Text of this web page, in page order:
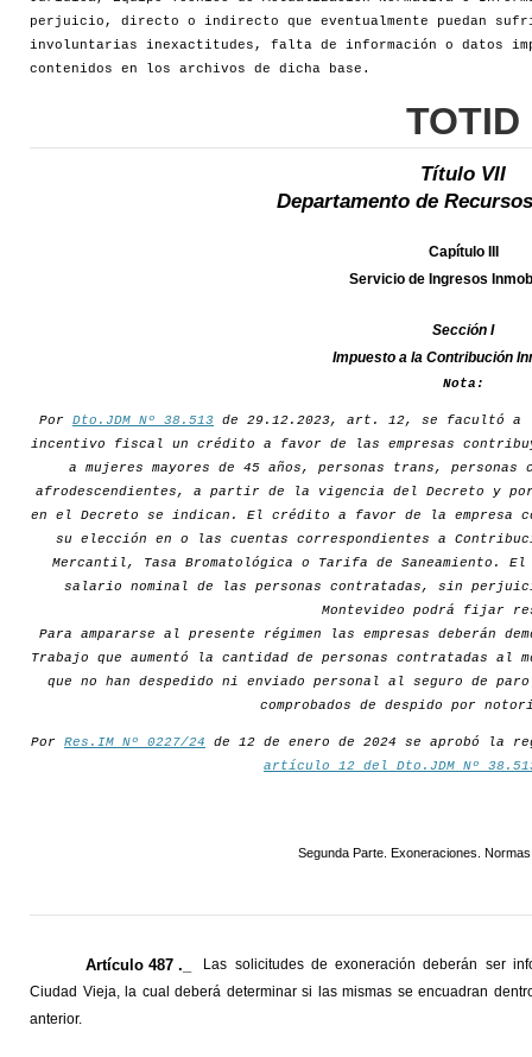
perjuicio, directo o indirecto que eventualmente puedan
involuntarias inexactitudes, falta de información o datos
contenidos en los archivos de dicha base.
TOTID
Título VII
Departamento de
Capítulo III
Servicio de Ingresos
Sección I
Impuesto a la Contribución
Nota:
Por Dto.JDM Nº 38.513 de 29.12.2023, art. 12, se facultó a
incentivo fiscal un crédito a favor de las empresas
a mujeres mayores de 45 años, personas trans,
afrodescendientes, a partir de la vigencia del Decreto y
en el Decreto se indican. El crédito a favor de la empresa
su elección en o las cuentas correspondientes a
Mercantil, Tasa Bromatológica o Tarifa de Saneamiento.
salario nominal de las personas contratadas, sin
Montevideo podrá fijar
Para ampararse al presente régimen las empresas deberán
Trabajo que aumentó la cantidad de personas contratadas
que no han despedido ni enviado personal al seguro de
comprobados de despido por
Por Res.IM Nº 0227/24 de 12 de enero de 2024 se aprobó la
artículo 12 del Dto.JDM Nº
Segunda Parte. Exoneraciones.
Artículo 487 ._
Las solicitudes de exoneración deberán ser
Ciudad Vieja, la cual deberá determinar si las mismas se encuadran
anterior.